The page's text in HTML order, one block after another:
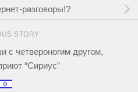
разговоры!?
STORY
с четвероногим другом,
“Сириус”